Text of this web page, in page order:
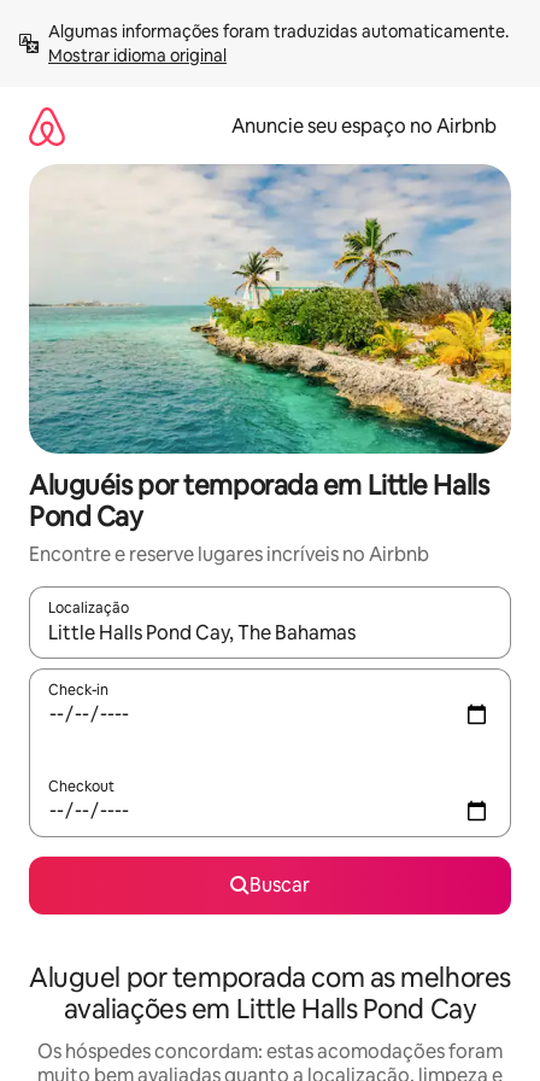
para
Mostrar idioma original
Anuncie seu espaço no Airbnb
Aluguéis por temporada em Little Halls
Pond Cay
Encontre e reserve lugares incríveis no Airbnb
Localização
Quando os resultados estiverem disponíveis, explore-os
Check-in
Checkout
Buscar
Aluguel por temporada com as melhores
avaliações em Little Halls Pond Cay
Os hóspedes concordam: estas acomodações foram
muito bem avaliadas quanto a localização, limpeza e